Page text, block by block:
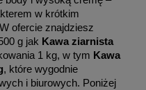
ofercie znajdziesz
g jak Kawa ziarnista
1 kg, w tym Kawa
, które wygodnie
i biurowych. Poniżej